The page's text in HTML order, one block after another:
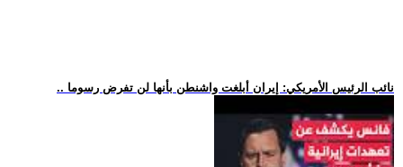
.. نائب الرئيس الأمريكي: إيران أبلغت واشنطن بأنها لن تفرض رسوما